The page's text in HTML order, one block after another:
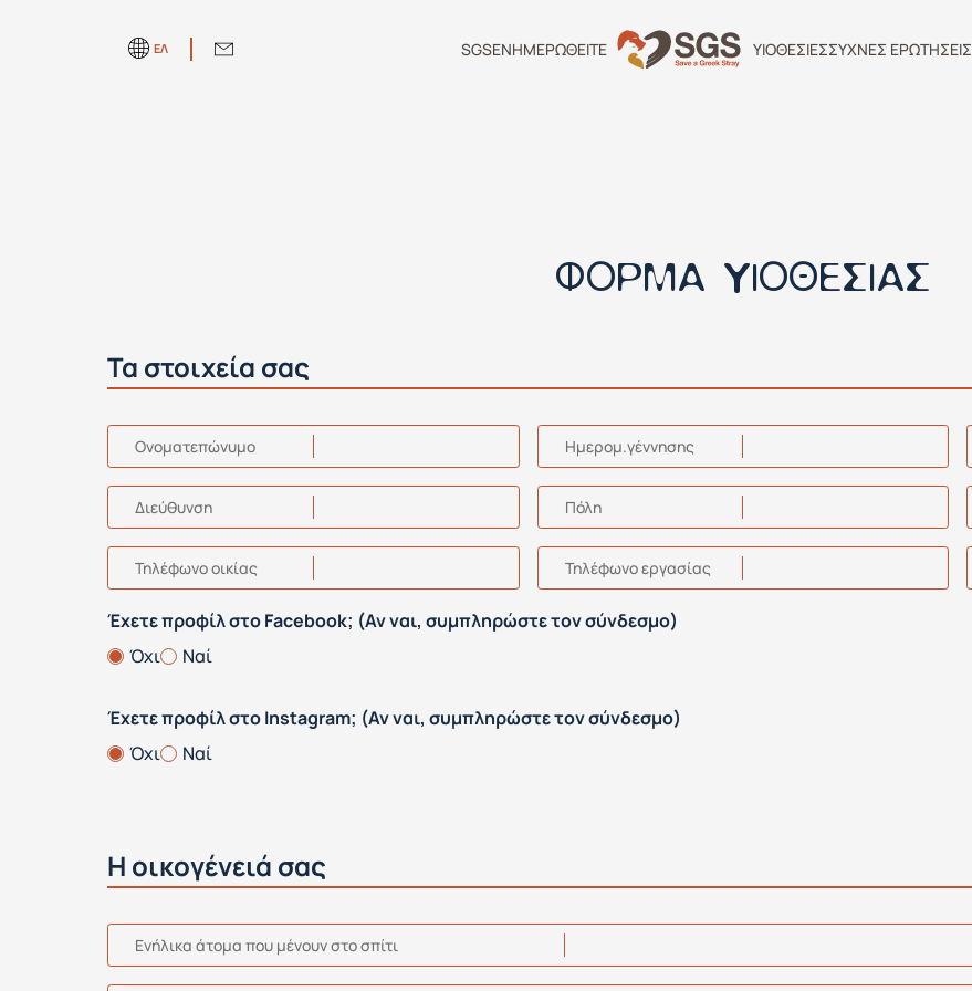
ΕΛ SGSΕΝΗΜΕΡΩΘΕΙΤΕ ΥΙΟΘΕΣΙΕΣΣΥΧΝΕΣ ΕΡΩΤΗΣΕΙΣ
ΦΟΡΜΑ ΥΙΟΘΕΣΙΑΣ
Τα στοιχεία σας
Oνοματεπώνυμο Ημερομ.γέννησης
Διεύθυνση Πόλη
Τηλέφωνο οικίας Τηλέφωνο εργασίας
Έχετε προφίλ στο Facebook; (Αν ναι, συμπληρώστε τον σύνδεσμο)
Όχι
Ναί
Έχετε προφίλ στο Instagram; (Αν ναι, συμπληρώστε τον σύνδεσμο)
Όχι
Ναί
Η οικογένειά σας
Ενήλικα άτομα που μένουν στο σπίτι